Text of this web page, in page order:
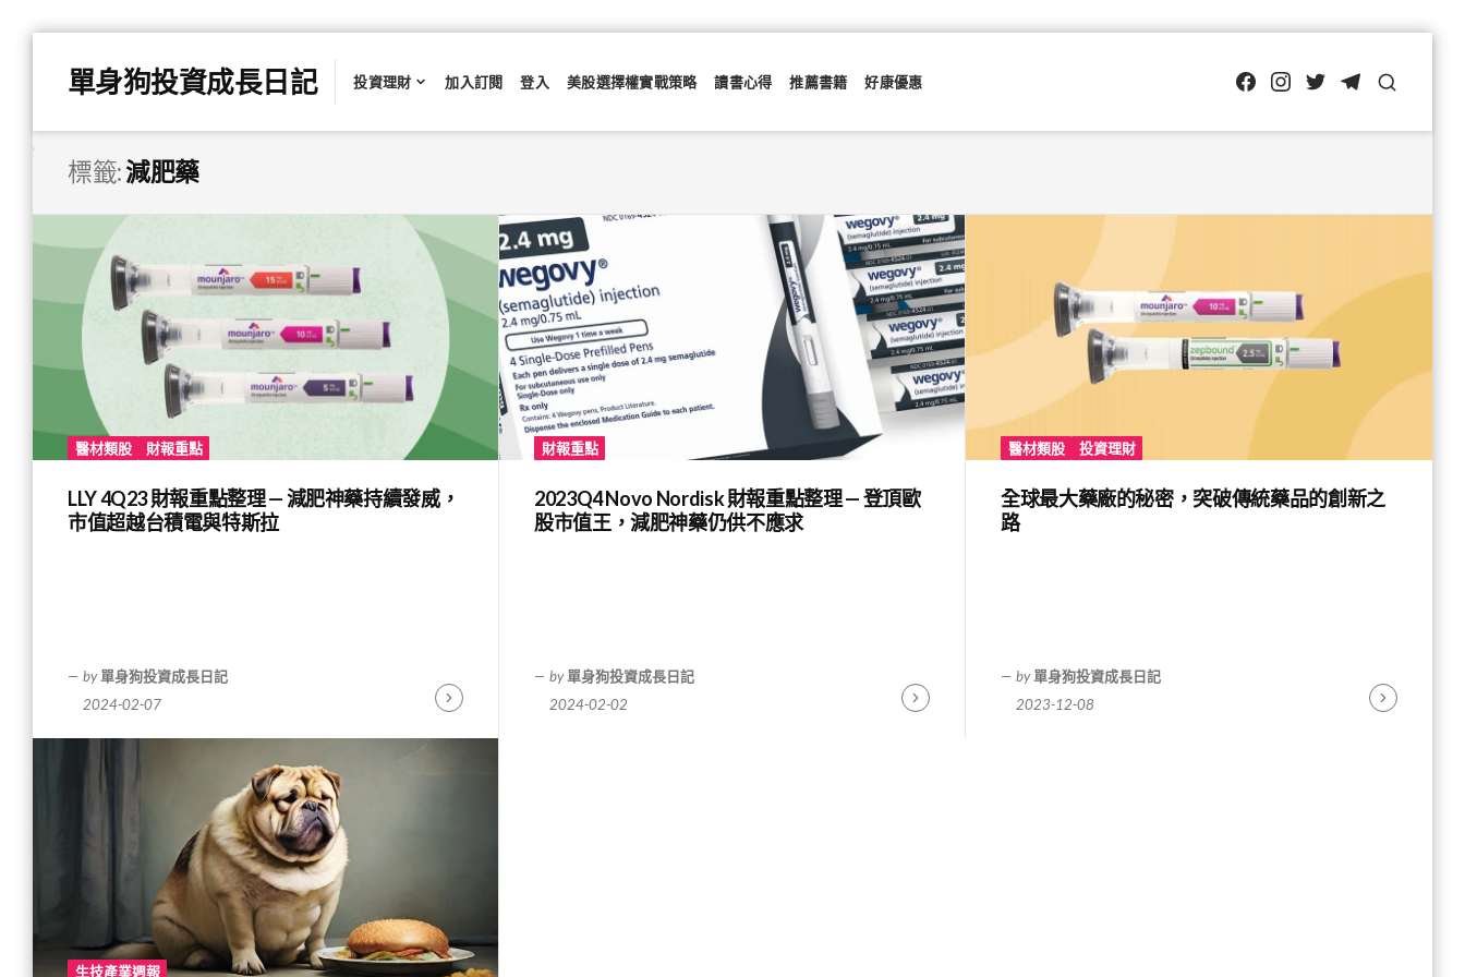
單身狗投資成長日記 投資理財 加入訂閱 登入 美股選擇權實戰策略 讀書心得 推薦書籍 好康優惠 FB IG Twitter
TG
標籤:減肥藥
醫材類股 財報重點
LLY 4Q23 財報重點整理 — 減肥神藥持續發威，
市值超越台積電與特斯拉
by 單身狗投資成長日記
2024-02-07
Continue
財報重點
2023Q4 Novo Nordisk 財報重點整理 — 登頂歐
股市值王，減肥神藥仍供不應求
by 單身狗投資成長日記
2024-02-02
Continue
醫材類股 投資理財
全球最大藥廠的秘密，突破傳統藥品的創新之
路
by 單身狗投資成長日記
2023-12-08
Continue
生技產業週報